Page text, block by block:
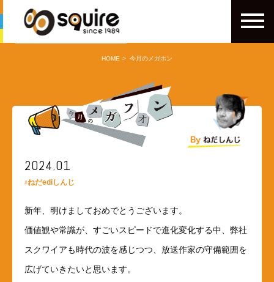
HOME 今月のメガホン
2024.01
ねだediしんじ
新年、明けましておめでとうございます。
価値観や常識が、すごいスピードで進化変化する中、弊社
スクワイアも時代の波を感じつつ、放送作家の守備範囲を
広げていきたいと思います。